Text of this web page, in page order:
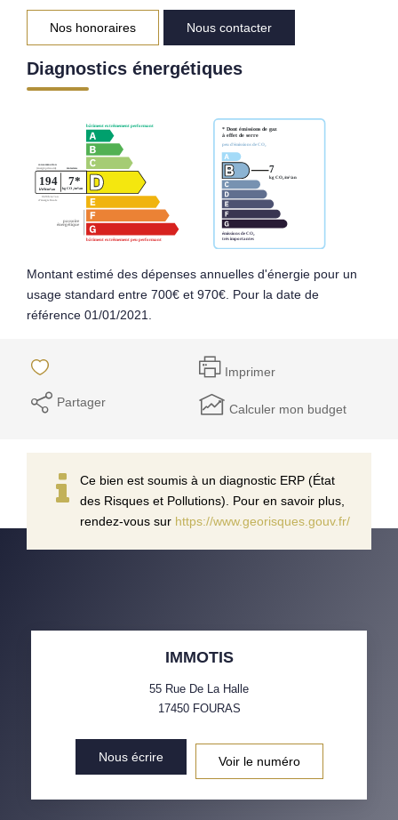
Nos honoraires Nous contacter
Diagnostics énergétiques
Montant estimé des dépenses annuelles d'énergie pour un
usage standard entre 700€ et 970€. Pour la date de
référence 01/01/2021.
Imprimer
Partager Calculer mon budget
Ce bien est soumis à un diagnostic ERP (État
des Risques et Pollutions). Pour en savoir plus,
rendez-vous sur https://www.georisques.gouv.fr/
IMMOTIS
55 Rue De La Halle
17450 FOURAS
Nous écrire Voir le numéro